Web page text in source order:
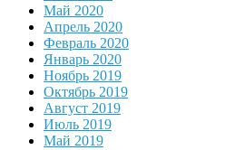
Май 2020
Апрель 2020
Февраль 2020
Январь 2020
Ноябрь 2019
Октябрь 2019
Август 2019
Июль 2019
Май 2019